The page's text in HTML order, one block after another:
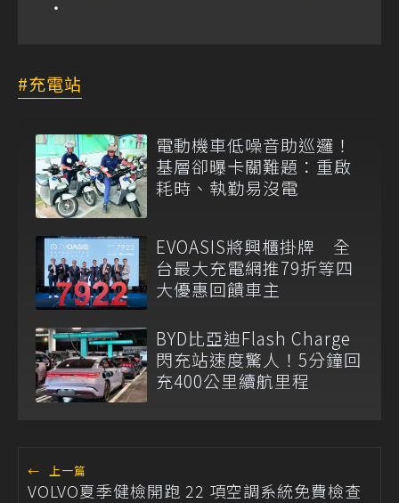
充電站
電動機車低噪音助巡邏！
基層卻曝卡關難題：重啟
耗時、執勤易沒電
EVOASIS將興櫃掛牌 全
台最大充電網推79折等四
大優惠回饋車主
BYD比亞迪Flash Charge
閃充站速度驚人！5分鐘回
充400公里續航里程
← 上一篇
VOLVO夏季健檢開跑 22 項空調系統免費檢查